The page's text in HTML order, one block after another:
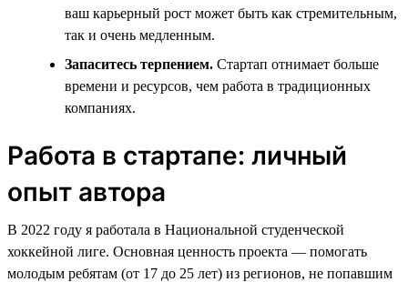
ваш карьерный рост может быть как стремительным,
так и очень медленным.
Запаситесь терпением. Стартап отнимает больше
времени и ресурсов, чем работа в традиционных
компаниях.
Работа в стартапе: личный
опыт автора
В 2022 году я работала в Национальной студенческой
хоккейной лиге. Основная ценность проекта — помогать
молодым ребятам (от 17 до 25 лет) из регионов, не попавшим